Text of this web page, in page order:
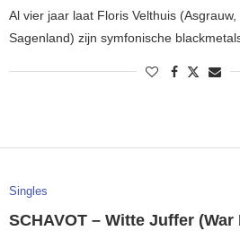
Al vier jaar laat Floris Velthuis (Asgrauw,
Sagenland) zijn symfonische
Singles
SCHAVOT – Witte Juffer